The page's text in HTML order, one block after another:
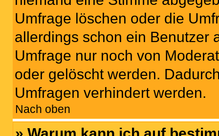
Umfrage löschen oder die
allerdings schon ein Benutzer
Umfrage nur noch von
oder gelöscht werden.
Umfragen verhindert werden.
Nach oben